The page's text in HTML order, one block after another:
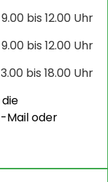
9.00 bis 12.00 Uhr
9.00 bis 12.00 Uhr
bis 18.00 Uhr
Mail oder